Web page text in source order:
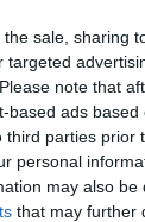
sale, sharing
targeted
note that
based ads
third parties
personal
may also
that may further